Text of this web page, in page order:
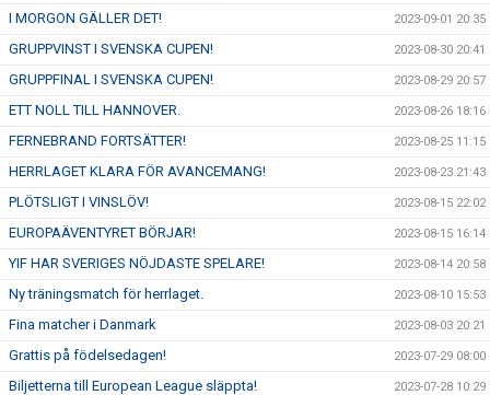
I MORGON GÄLLER DET! 2023-09-01 20:35
GRUPPVINST I SVENSKA CUPEN! 2023-08-30 20:41
GRUPPFINAL I SVENSKA CUPEN! 2023-08-29 20:57
ETT NOLL TILL HANNOVER. 2023-08-26 18:16
FERNEBRAND FORTSÄTTER! 2023-08-25 11:15
HERRLAGET KLARA FÖR AVANCEMANG! 2023-08-23 21:43
PLÖTSLIGT I VINSLÖV! 2023-08-15 22:02
EUROPAÄVENTYRET BÖRJAR! 2023-08-15 16:14
YIF HAR SVERIGES NÖJDASTE SPELARE! 2023-08-14 20:58
Ny träningsmatch för herrlaget. 2023-08-10 15:53
Fina matcher i Danmark 2023-08-03 20:21
Grattis på födelsedagen! 2023-07-29 08:00
Biljetterna till European League släppta! 2023-07-28 10:29